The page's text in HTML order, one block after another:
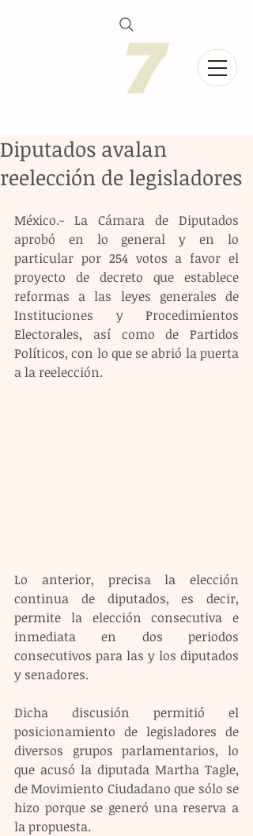
Diputados avalan
reelección de legisladores
México.- La Cámara de Diputados
aprobó en lo general y en lo
particular por 254 votos a favor el
proyecto de decreto que establece
reformas a las leyes generales de
Instituciones y Procedimientos
Electorales, así como de Partidos
Políticos, con lo que se abrió la puerta
a la reelección.
Lo anterior, precisa la elección
continua de diputados, es decir,
permite la elección consecutiva e
inmediata en dos periodos
consecutivos para las y los diputados
y senadores.
Dicha discusión permitió el
posicionamiento de legisladores de
diversos grupos parlamentarios, lo
que acusó la diputada Martha Tagle,
de Movimiento Ciudadano que sólo se
hizo porque se generó una reserva a
la propuesta.